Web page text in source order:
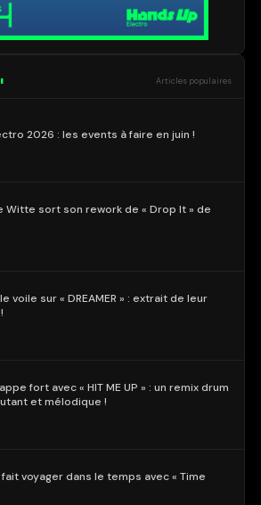
Articles populaires
2026 : les events à faire en juin !
Witte sort son rework de « Drop It » de
voile sur « DREAMER » : extrait de leur
fort avec « HIT ME UP » : un remix drum
et mélodique !
voyager dans le temps avec « Time